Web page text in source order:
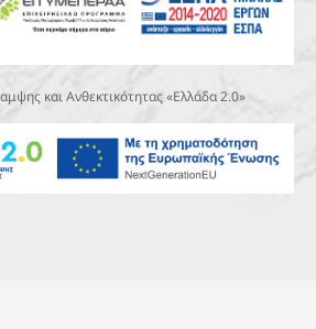
και Ανθεκτικότητας «Ελλάδα 2.0»